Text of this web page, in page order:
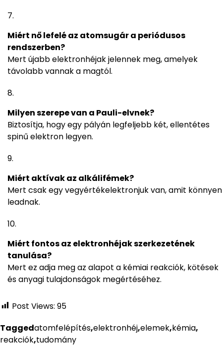
Miért nő lefelé az atomsugár a periódusos
rendszerben?
Mert újabb elektronhéjak jelennek meg, amelyek
távolabb vannak a magtól.
Milyen szerepe van a Pauli-elvnek?
Biztosítja, hogy egy pályán legfeljebb két, ellentétes
spinű elektron legyen.
Miért aktívak az alkálifémek?
Mert csak egy vegyértékelektronjuk van, amit könnyen
leadnak.
Miért fontos az elektronhéjak szerkezetének
tanulása?
Mert ez adja meg az alapot a kémiai reakciók, kötések
és anyagi tulajdonságok megértéséhez.
Post Views: 95
Taggedatomfelépítés,elektronhéj,elemek,kémia,
reakciók,tudomány